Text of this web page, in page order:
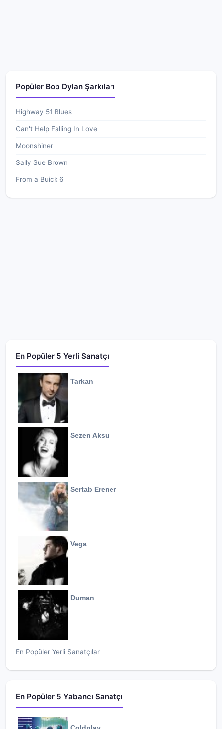
Popüler Bob Dylan Şarkıları
Highway 51 Blues
Can't Help Falling In Love
Moonshiner
Sally Sue Brown
From a Buick 6
En Popüler 5 Yerli Sanatçı
Tarkan
Sezen Aksu
Sertab Erener
Vega
Duman
En Popüler Yerli Sanatçılar
En Popüler 5 Yabancı Sanatçı